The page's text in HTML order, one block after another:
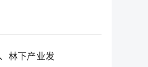
林下产业发